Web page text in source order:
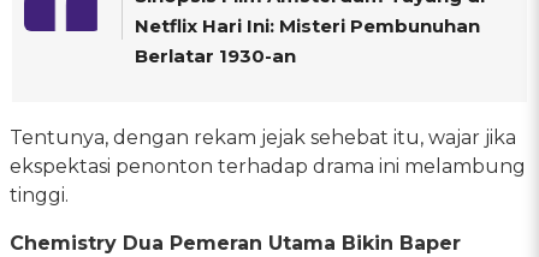
Netflix Hari Ini: Misteri Pembunuhan
Berlatar 1930-an
Tentunya, dengan rekam jejak sehebat itu, wajar jika
ekspektasi penonton terhadap drama ini melambung
tinggi.
Chemistry Dua Pemeran Utama Bikin Baper